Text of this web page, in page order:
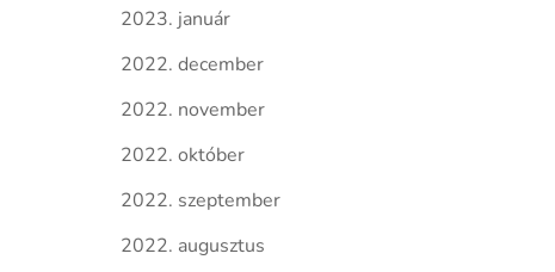
2023. január
2022. december
2022. november
2022. október
2022. szeptember
2022. augusztus